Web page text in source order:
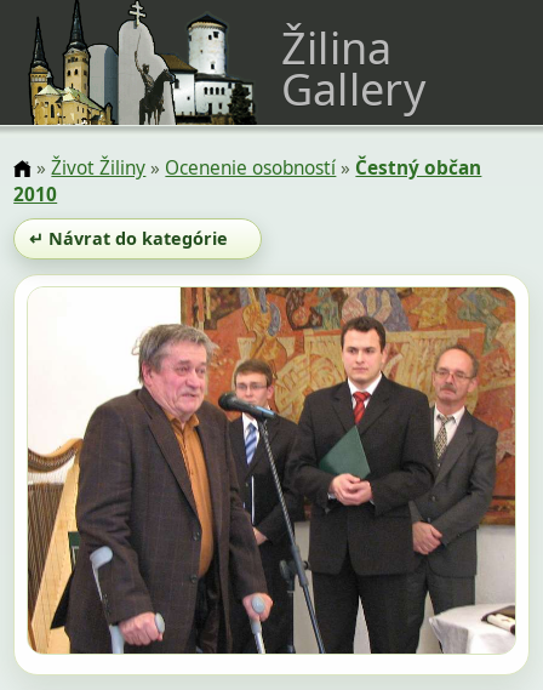
Žilina
Gallery
»Život Žiliny» Ocenenie osobností» Čestný občan
2010
↵ Návrat do kategórie